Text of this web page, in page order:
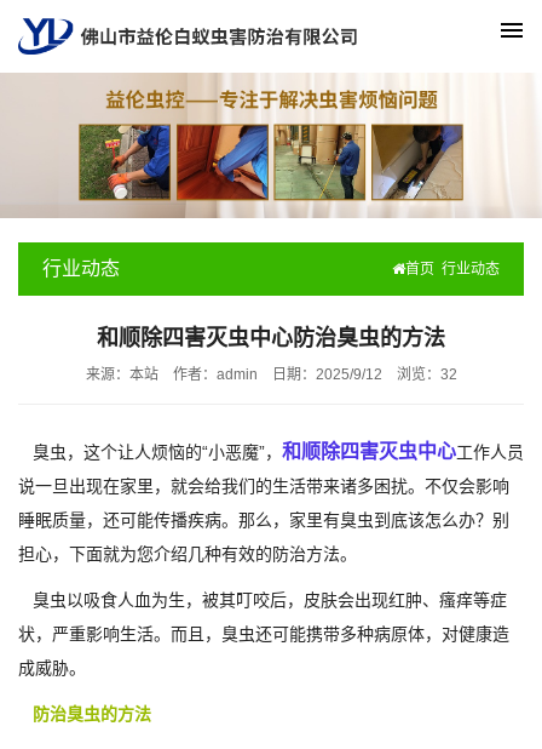
行业动态 首页 行业动态
和顺除四害灭虫中心防治臭虫的方法
来源：本站 作者：admin 日期：2025/9/12 浏览： 32
臭虫，这个让人烦恼的“小恶魔”， 和顺除四害灭虫中心工作人员
说一旦出现在家里，就会给我们的生活带来诸多困扰。不仅会影响
睡眠质量，还可能传播疾病。那么，家里有臭虫到底该怎么办？别
担心，下面就为您介绍几种有效的防治方法。
臭虫以吸食人血为生，被其叮咬后，皮肤会出现红肿、瘙痒等症
状，严重影响生活。而且，臭虫还可能携带多种病原体，对健康造
成威胁。
防治臭虫的方法